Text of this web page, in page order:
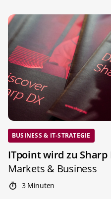
BUSINESS & IT-STRATEGIE
ITpoint wird zu Sharp
Markets & Business
3 Minuten